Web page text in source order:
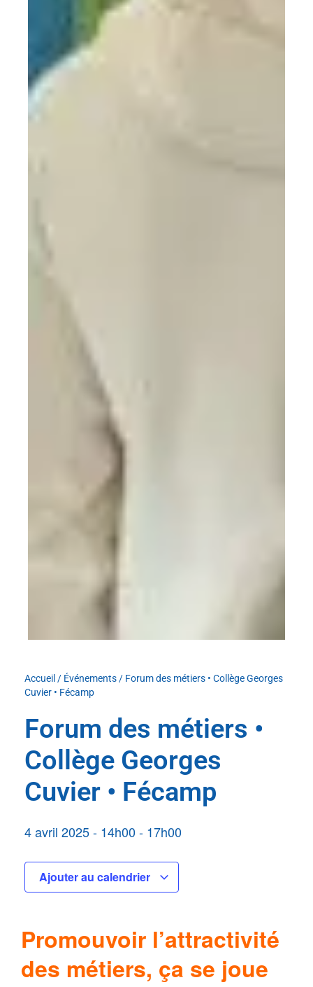
Accueil / Événements/ Forum des métiers • Collège Georges
Cuvier • Fécamp
Forum des métiers •
Collège Georges
Cuvier • Fécamp
4 avril 2025- 14h00- 17h00
Ajouter au calendrier
Promouvoir l’attractivité
des métiers, ça se joue